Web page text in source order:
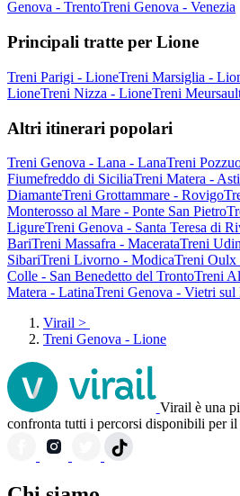
Genova - TrentoTreni Genova - Venezia
Principali tratte per Lione
Treni Parigi - LioneTreni Marsiglia -
LioneTreni Nizza - LioneTreni
Altri itinerari popolari
Treni Genova - Lana - LanaTreni
Fiumefreddo di SiciliaTreni Matera - Asti
DiamanteTreni Grottammare - Rovigo
Monterosso al Mare - Ponte San Pietro
LigureTreni Genova - Santa Teresa di
BariTreni Massafra - MacerataTreni
SibariTreni Livorno - ModicaTreni Oulx
Colle - San Benedetto del TrontoTreni
Matera - LatinaTreni Genova - Vietri sul
Virail >
Treni Genova - Lione
Virail è una
confronta tutti i percorsi disponibili per